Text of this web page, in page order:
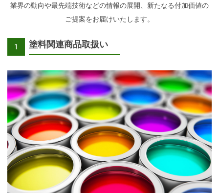
業界の動向や最先端技術などの情報の展開、新たなる付加価値の
ご提案をお届けいたします。
1 塗料関連商品取扱い